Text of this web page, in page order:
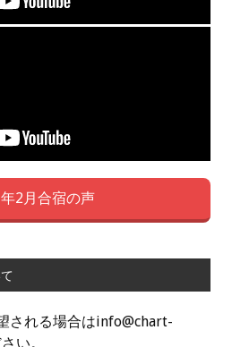
2月合宿の声
される場合はinfo@chart-
い。